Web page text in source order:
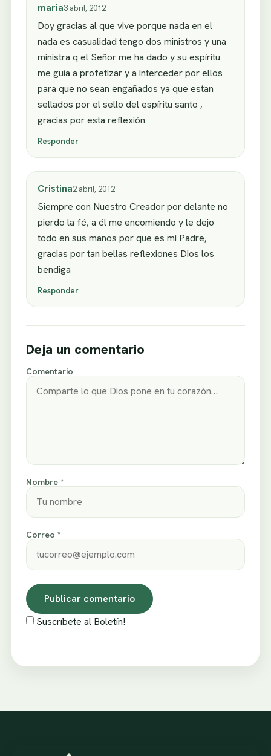
maria3 abril, 2012
Doy gracias al que vive porque nada en el
nada es casualidad tengo dos ministros y una
ministra q el Señor me ha dado y su espíritu
me guía a profetizar y a interceder por ellos
para que no sean engañados ya que estan
sellados por el sello del espíritu santo ,
gracias por esta reflexión
Responder
Cristina2 abril, 2012
Siempre con Nuestro Creador por delante no
pierdo la fé, a él me encomiendo y le dejo
todo en sus manos por que es mi Padre,
gracias por tan bellas reflexiones Dios los
bendiga
Responder
Deja un comentario
Comentario
Nombre *
Correo *
Suscríbete al Boletín!